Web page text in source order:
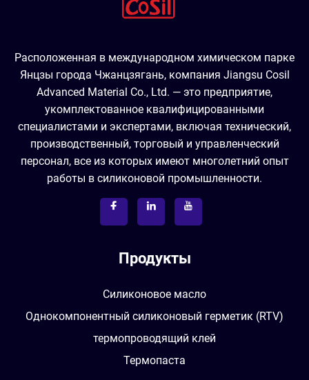
Расположенная в международном химическом парке
Янцзы города Чжанцзягань, компания Jiangsu Cosil
Advanced Material Co., Ltd. — это предприятие,
укомплектованное квалифицированными
специалистами и экспертами, включая технический,
производственный, торговый и управленческий
персонал, все из которых имеют многолетний опыт
работы в силиконовой промышленности.
Продукты
Силиконовое масло
Однокомпонентный силиконовый герметик (RTV)
термопроводящий клей
Термопаста